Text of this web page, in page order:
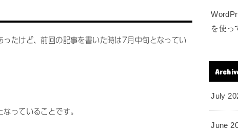
たけど、前回の記事を書いた時は7月中旬となってい
っていることです。
を使っ
July
June